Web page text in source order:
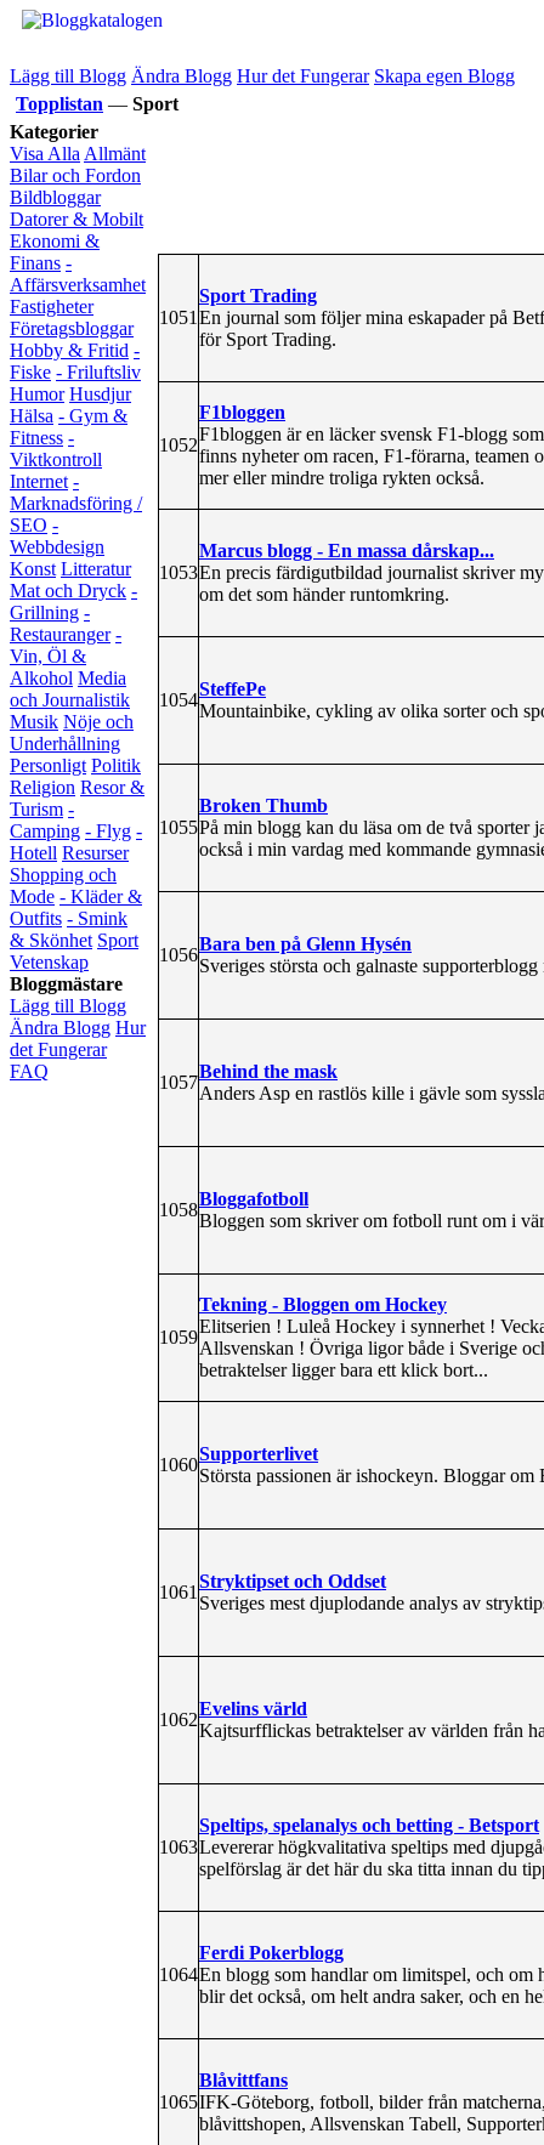
Lägg till Blogg Ändra Blogg Hur det Fungerar Skapa egen Blogg
Topplistan — Sport
Kategorier
Visa Alla Allmänt
Bilar och Fordon
Bildbloggar
Datorer & Mobilt
Ekonomi &
Finans -
Affärsverksamhet
Fastigheter
Företagsbloggar
Hobby & Fritid -
Fiske - Friluftsliv
Humor Husdjur
Hälsa - Gym &
Fitness -
Viktkontroll
Internet -
Marknadsföring /
SEO -
Webbdesign
Konst Litteratur
Mat och Dryck -
Grillning -
Restauranger -
Vin, Öl &
Alkohol Media
och Journalistik
Musik Nöje och
Underhållning
Personligt Politik
Religion Resor &
Turism -
Camping - Flyg -
Hotell Resurser
Shopping och
Mode - Kläder &
Outfits - Smink
& Skönhet Sport
Vetenskap
Bloggmästare
Lägg till Blogg
Ändra Blogg Hur
det Fungerar
FAQ
1051
Sport Trading
En journal som följer mina eskapader på
för Sport Trading.
1052
F1bloggen
F1bloggen är en läcker svensk F1-blogg
finns nyheter om racen, F1-förarna, teamen
mer eller mindre troliga rykten också.
1053
Marcus blogg - En massa dårskap...
En precis färdigutbildad journalist skriver
om det som händer runtomkring.
1054
SteffePe
Mountainbike, cykling av olika sorter och
1055
Broken Thumb
På min blogg kan du läsa om de två
också i min vardag med kommande
1056
Bara ben på Glenn Hysén
Sveriges största och galnaste
1057
Behind the mask
Anders Asp en rastlös kille i gävle som
1058
Bloggafotboll
Bloggen som skriver om fotboll runt om i
1059
Tekning - Bloggen om Hockey
Elitserien ! Luleå Hockey i synnerhet !
Allsvenskan ! Övriga ligor både i Sverige
betraktelser ligger bara ett klick bort...
1060
Supporterlivet
Största passionen är ishockeyn. Bloggar
1061
Stryktipset och Oddset
Sveriges mest djuplodande analys av
1062
Evelins värld
Kajtsurfflickas betraktelser av världen från
1063
Speltips, spelanalys och betting - Betsport
Levererar högkvalitativa speltips med
spelförslag är det här du ska titta innan du
1064
Ferdi Pokerblogg
En blogg som handlar om limitspel, och
blir det också, om helt andra saker, och en
1065
Blåvittfans
IFK-Göteborg, fotboll, bilder från
blåvittshopen, Allsvenskan Tabell,